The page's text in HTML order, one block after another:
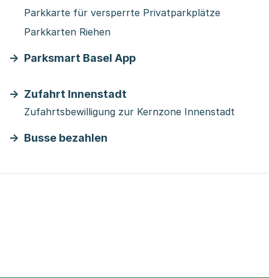
Parkkarte für versperrte Privatparkplätze
Parkkarten Riehen
Parksmart Basel App
Zufahrt Innenstadt
Zufahrtsbewilligung zur Kernzone Innenstadt
Busse bezahlen